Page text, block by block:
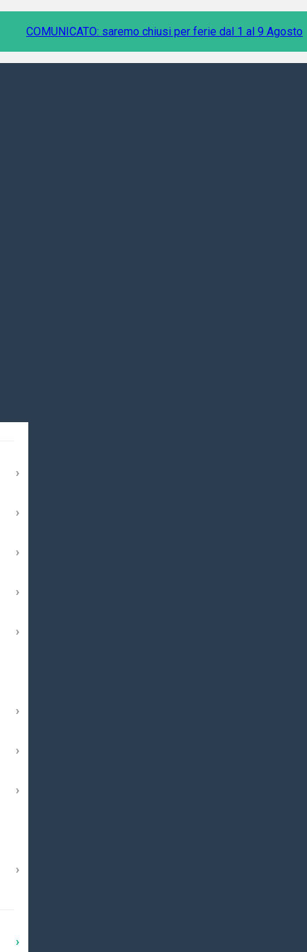
COMUNICATO: saremo chiusi per ferie dal 1 al 9 Agosto
›
›
›
›
›
›
›
›
›
›